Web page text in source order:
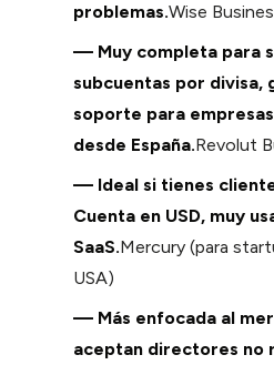
problemas.Wise
— Muy completa para
subcuentas por divisa,
soporte para
desde España.Revolut
— Ideal si tienes
Cuenta en USD, muy
SaaS.Mercury (para
USA)
— Más enfocada al
aceptan directores no